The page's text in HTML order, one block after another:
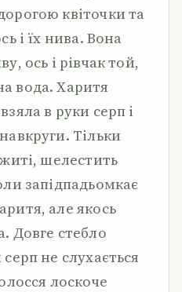
квіточки та
і їх нива. Вона
ось і рівчак той,
вода. Харитя
в руки серп і
Тільки
шелестить
запідпадьомкає
але якось
Довге стебло
не слухається
лоскоче